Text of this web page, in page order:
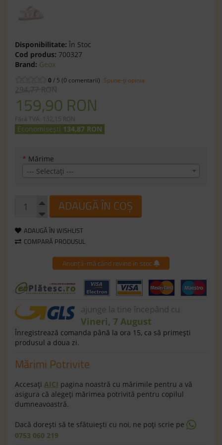
Disponibilitate: În Stoc
Cod produs: 700327
Brand: Geox
0/ 5 (0 comentarii) Spune-ţi opinia
294,77 RON
159,90 RON
Fără TVA: 132,15 RON
Economisești 134,87 RON
* Mărime
--- Selectaţi ---
ADAUGĂ ÎN COȘ
ADAUGĂ ÎN WISHLIST
COMPARĂ PRODUSUL
Anunță-mă când revine în stoc
ajunge la tine începând cu
Vineri, 7 August
Înregistrează comanda până la ora 15, ca să primeşti
produsul a doua zi.
Mărimi Potrivite
Accesaţi AICI pagina noastră cu mărimile pentru a vă
asigura că alegeţi mărimea potrivită pentru copilul
dumneavoastră.
Dacă doreşti să te sfătuieşti cu noi, ne poţi scrie pe
0753 060 219